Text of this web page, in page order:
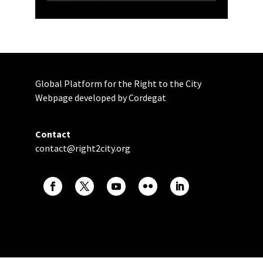
Global Platform for the Right to the City
Webpage developed by Cordegat
Contact
contact@right2city.org